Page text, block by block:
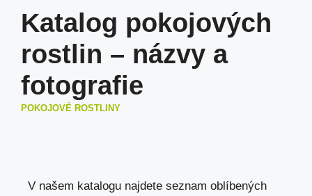
Katalog pokojových
rostlin – názvy a
fotografie
POKOJOVÉ ROSTLINY
V našem katalogu najdete seznam oblíbených